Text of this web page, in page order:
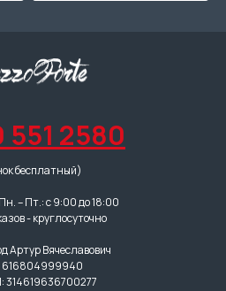
551 2580
бесплатный)
– Пт.: с 9:00 до 18:00
- круглосуточно
Артур Вячеславович